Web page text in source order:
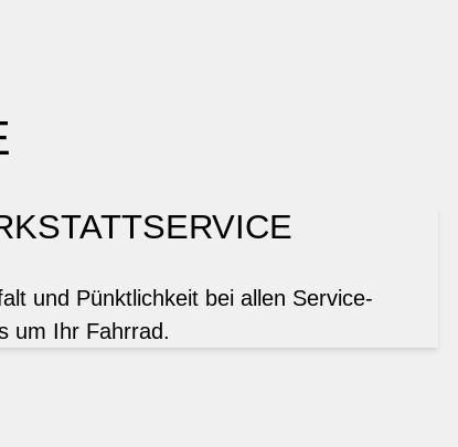
und Pünktlichkeit bei allen Service-
um Ihr Fahrrad.